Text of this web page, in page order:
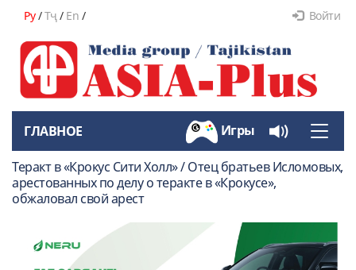
Ру/Тҷ/ En / Войти
Toggle
ГЛАВНОЕ Игры
Теракт в «Крокус Сити Холл» / Отец братьев Исломовых,
арестованных по делу о теракте в «Крокусе»,
обжаловал свой арест